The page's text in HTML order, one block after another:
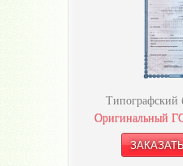
Типографский
Оригинальный